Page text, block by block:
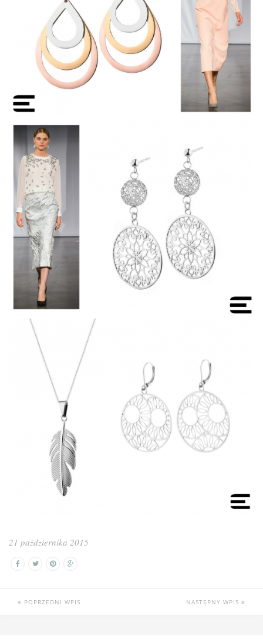
21 października 2015
POPRZEDNI WPIS NASTĘPNY WPIS